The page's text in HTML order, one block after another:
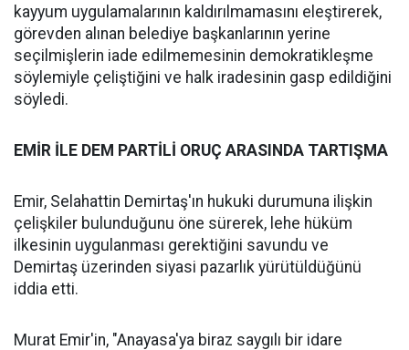
kayyum uygulamalarının kaldırılmamasını eleştirerek,
görevden alınan belediye başkanlarının yerine
seçilmişlerin iade edilmemesinin demokratikleşme
söylemiyle çeliştiğini ve halk iradesinin gasp edildiğini
söyledi.
EMİR İLE DEM PARTİLİ ORUÇ ARASINDA TARTIŞMA
Emir, Selahattin Demirtaş'ın hukuki durumuna ilişkin
çelişkiler bulunduğunu öne sürerek, lehe hüküm
ilkesinin uygulanması gerektiğini savundu ve
Demirtaş üzerinden siyasi pazarlık yürütüldüğünü
iddia etti.
Murat Emir'in, "Anayasa'ya biraz saygılı bir idare